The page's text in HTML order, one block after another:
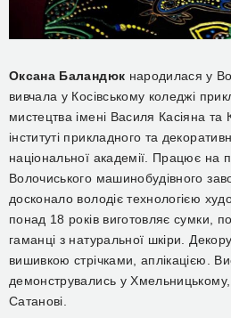
Оксана Баландюк народилася у
вивчала у Косівському коледжі
мистецтва імені Василя Касіяна
інституті прикладного та
національної академії. Працює на
Волочиського машинобудівного
досконало володіє технологією
понад 18 років виготовляє сумки,
гаманці з натуральної шкіри.
вишивкою стрічками, аплікацією.
демонструвались у Хмельницькому,
Сатанові.